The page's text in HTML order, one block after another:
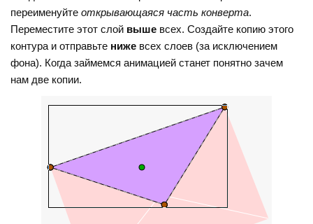
переименуйтеоткрывающаяся часть конверта.
Переместите этот слой выше всех. Создайте копию этого
контура и отправьте ниже всех слоев (за исключением
фона). Когда займемся анимацией станет понятно зачем
нам две копии.